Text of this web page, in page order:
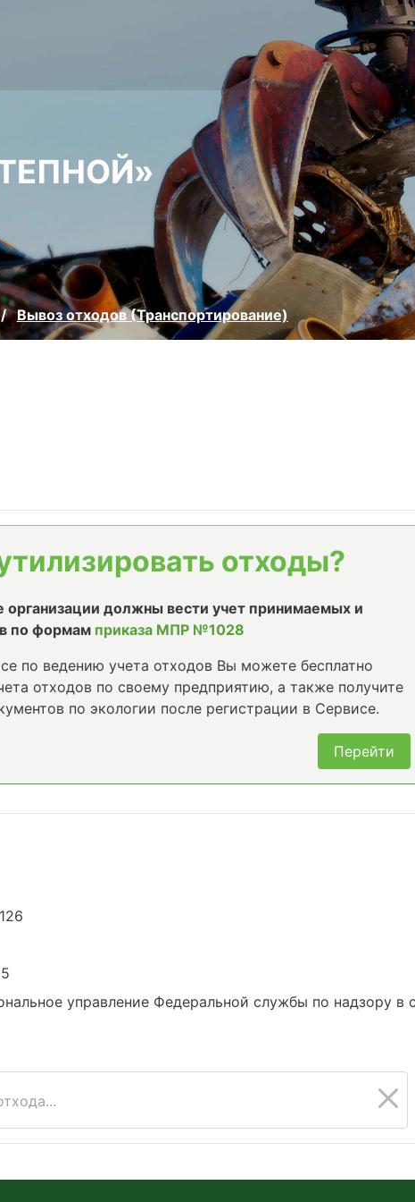
Вывоз отходов (Транспортирование)
отходы?
организации должны вести учет принимаемых и
по формам приказа МПР №1028
по ведению учета отходов Вы можете бесплатно
отходов по своему предприятию, а также получите
по экологии после регистрации в Сервисе.
Перейти
управление Федеральной службы по надзору в